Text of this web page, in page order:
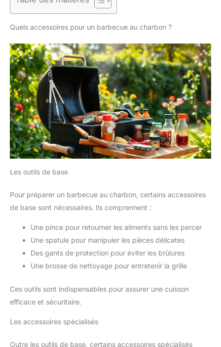
Quels accessoires pour un barbecue au charbon ?
Les outils de base
Pour préparer un barbecue au charbon, certains accessoires
de base sont nécessaires. Ils comprennent :
Une pince pour retourner les aliments sans les percer
Une spatule pour manipuler les pièces délicates
Des gants de protection pour éviter les brûlures
Une brosse de nettoyage pour entretenir la grille
Ces outils sont indispensables pour assurer une cuisson
efficace et sécuritaire.
Les accessoires spécialisés
Outre les outils de base, certains accessoires spécialisés